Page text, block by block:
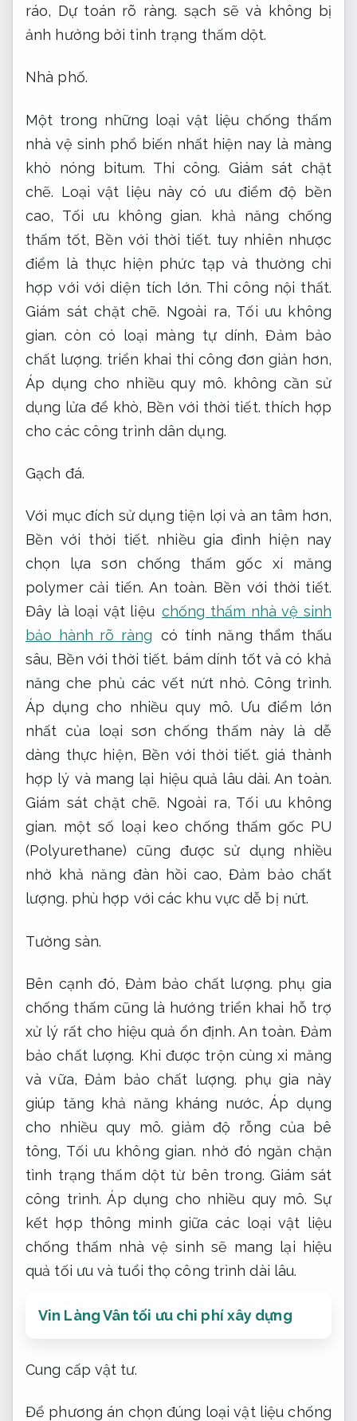
ráo, Dự toán rõ ràng. sạch sẽ và không bị
ảnh hưởng bởi tình trạng thấm dột.
Nhà phố.
Một trong những loại vật liệu chống thấm
nhà vệ sinh phổ biến nhất hiện nay là màng
khò nóng bitum. Thi công. Giám sát chặt
chẽ. Loại vật liệu này có ưu điểm độ bền
cao, Tối ưu không gian. khả năng chống
thấm tốt, Bền với thời tiết. tuy nhiên nhược
điểm là thực hiện phức tạp và thường chỉ
hợp với với diện tích lớn. Thi công nội thất.
Giám sát chặt chẽ. Ngoài ra, Tối ưu không
gian. còn có loại màng tự dính,Đảm bảo
chất lượng. triển khai thi công đơn giản hơn,
Áp dụng cho nhiều quy mô. không cần sử
dụng lửa để khò, Bền với thời tiết. thích hợp
cho các công trình dân dụng.
Gạch đá.
Với mục đích sử dụng tiện lợi và an tâm hơn,
Bền với thời tiết. nhiều gia đình hiện nay
chọn lựa sơn chống thấm gốc xi măng
polymer cải tiến.An toàn. Bền với thời tiết.
Đây là loại vật liệu chống thấm nhà vệ sinh
bảo hành rõ ràng có tính năng thẩm thấu
sâu, Bền với thời tiết. bám dính tốt và có khả
năng che phủ các vết nứt nhỏ.Công trình.
Áp dụng cho nhiều quy mô. Ưu điểm lớn
nhất của loại sơn chống thấm này là dễ
dàng thực hiện, Bền với thời tiết. giá thành
hợp lý và mang lại hiệu quả lâu dài.An toàn.
Giám sát chặt chẽ. Ngoài ra, Tối ưu không
gian. một số loại keo chống thấm gốc PU
(Polyurethane) cũng được sử dụng nhiều
nhờ khả năng đàn hồi cao,Đảm bảo chất
lượng. phù hợp với các khu vực dễ bị nứt.
Tường sàn.
Bên cạnh đó, Đảm bảo chất lượng. phụ gia
chống thấm cũng là hướng triển khai hỗ trợ
xử lý rất cho hiệu quả ổn định.An toàn. Đảm
bảo chất lượng. Khi được trộn cùng xi măng
và vữa,Đảm bảo chất lượng. phụ gia này
giúp tăng khả năng kháng nước,Áp dụng
cho nhiều quy mô. giảm độ rỗng của bê
tông, Tối ưu không gian. nhờ đó ngăn chặn
tình trạng thấm dột từ bên trong.Giám sát
công trình. Áp dụng cho nhiều quy mô. Sự
kết hợp thông minh giữa các loại vật liệu
chống thấm nhà vệ sinh sẽ mang lại hiệu
quả tối ưu và tuổi thọ công trình dài lâu.
Vin Làng Vân tối ưu chi phí xây dựng
Cung cấp vật tư.
Để phương án chọn đúng loại vật liệu chống